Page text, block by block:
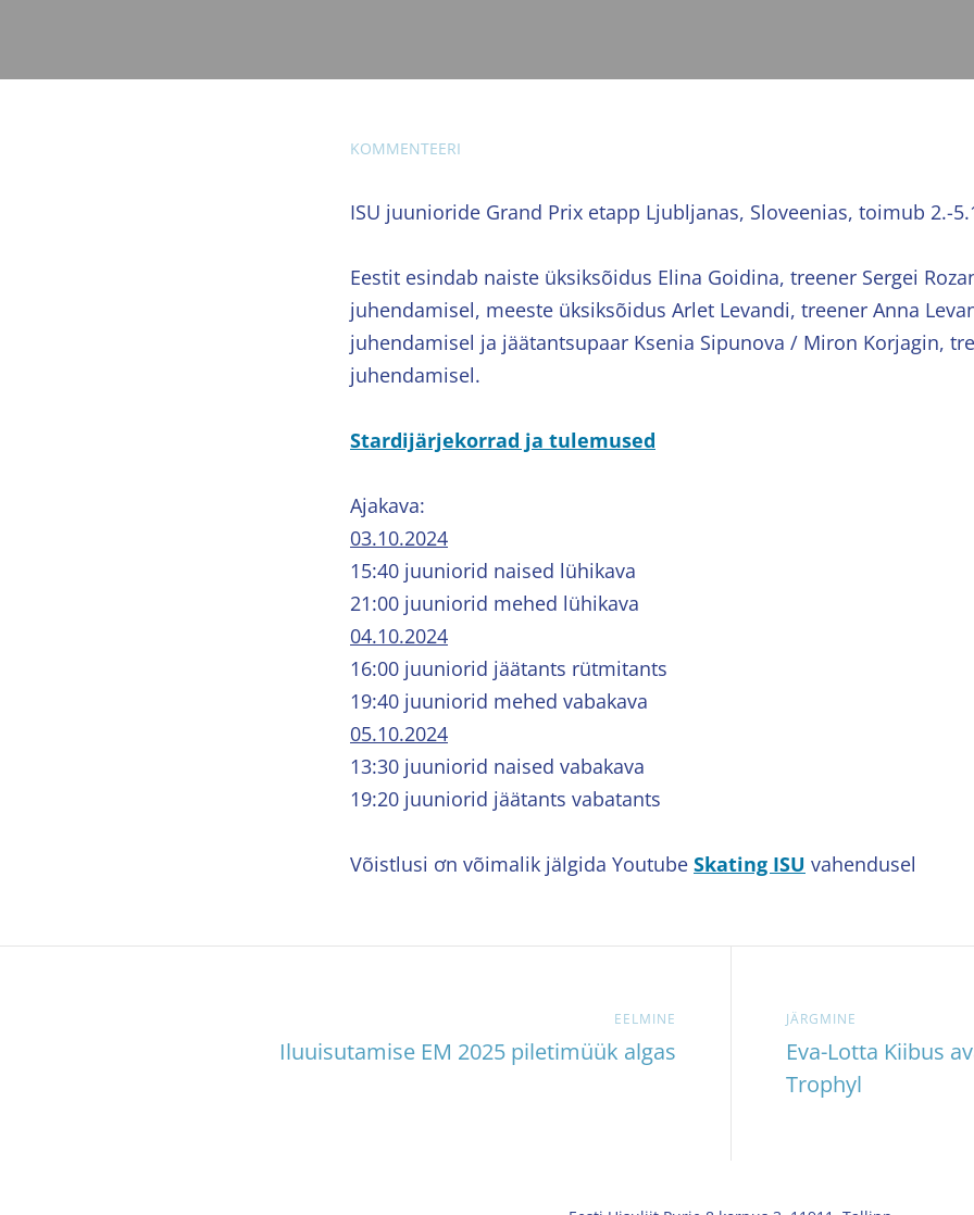
KOMMENTEERI
ISU juunioride Grand Prix etapp Ljubljanas, Sloveenias, toimub 2.-
Eestit esindab naiste üksiksõidus Elina Goidina, treener Sergei
juhendamisel, meeste üksiksõidus Arlet Levandi, treener Anna
juhendamisel ja jäätantsupaar Ksenia Sipunova / Miron Korjagin,
juhendamisel.
Stardijärjekorrad ja tulemused
Ajakava:
03.10.2024
15:40 juuniorid naised lühikava
21:00 juuniorid mehed lühikava
04.10.2024
16:00 juuniorid jäätants rütmitants
19:40 juuniorid mehed vabakava
05.10.2024
13:30 juuniorid naised vabakava
19:20 juuniorid jäätants vabatants
Võistlusi ơn võimalik jälgida Youtube Skating ISU vahendusel
EELMINE
Iluuisutamise EM 2025 piletimüük algas
JÄRGMINE
Eva-Lotta Kiibus
Trophyl